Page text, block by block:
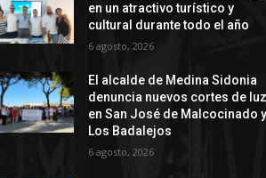
en un atractivo turístico y
cultural durante todo el año
6 agosto, 2026
El alcalde de Medina Sidonia
denuncia nuevos cortes de luz
en San José de Malcocinado y
Los Badalejos
6 agosto, 2026